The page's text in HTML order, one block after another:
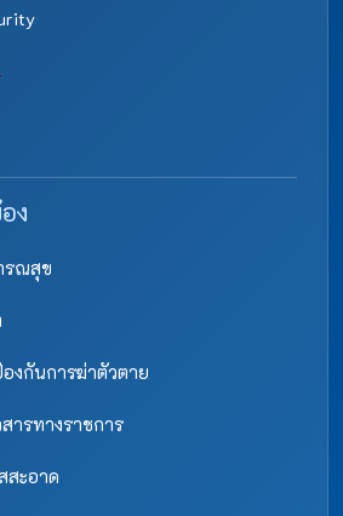
ง
รณสุข
งกันการฆ่าตัวตาย
ารทางราชการ
สะอาด